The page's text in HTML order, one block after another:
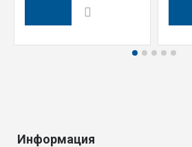
Информация